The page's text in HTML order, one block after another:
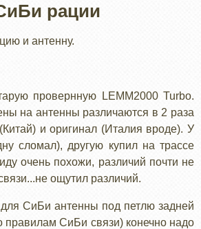
рации
и антенну.
провернную LEMM2000 Turbo.
на антенны различаются в 2 раза
и оригинал (Италия вроде). У
сломал), другую купил на трассе
очень похожи, различий почти не
ощутил различий.
СиБи антенны под петлю задней
правилам СиБи связи) конечно надо